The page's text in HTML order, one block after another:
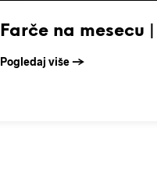
Farče na mesecu
Pogledaj više →